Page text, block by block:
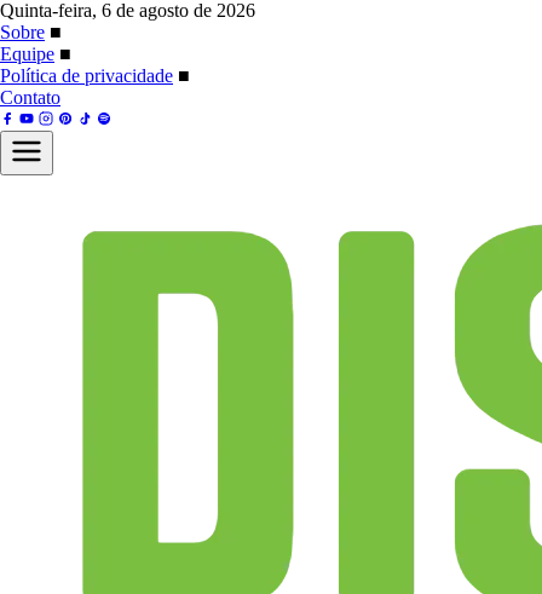
Quinta-feira, 6 de agosto de 2026
Sobre ■
Equipe ■
Política de privacidade ■
Contato